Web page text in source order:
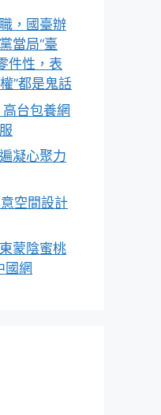
，國臺辦
當局“臺
件性，表
”都是鬼話
台包養網
凝心聚力
空間設計
蒙陰蜜桃
國網